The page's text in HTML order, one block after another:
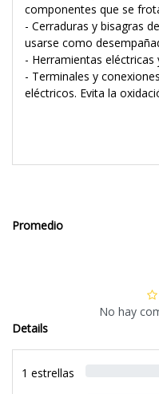
componentes que se
- Cerraduras y bisagras
usarse como
- Herramientas eléctricas
- Terminales y
eléctricos. Evita la
Promedio
No hay
Details
1 estrellas